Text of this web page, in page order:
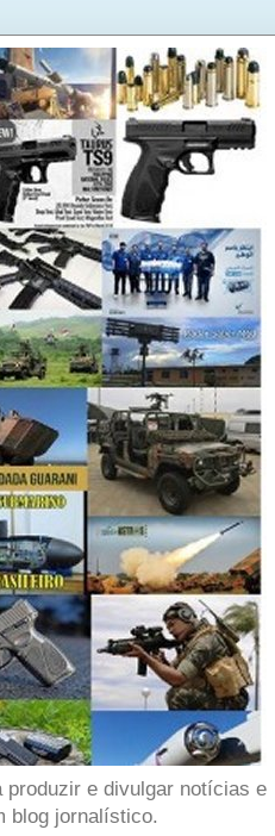
produzir e divulgar notícias e
blog jornalístico.